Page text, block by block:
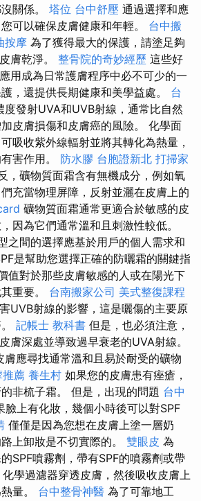
關係。 塔位 台中舒壓 通過選擇和應
可以確保皮膚健康和年輕。 台中搬
按摩 為了獲得最大的保護，請塗足夠
膚乾淨。 整骨院的奇妙經歷 這些好
用成為日常護膚程序中必不可少的一
，還提供長期健康和美學益處。 台
度發射UVA和UVB射線，通常比自然
皮膚損傷和皮膚癌的風險。 化學面
吸收紫外線輻射並將其轉化為熱量，
害作用。 防水膠 台胞證新北 打掃家
，礦物質面霜含有無機成分，例如氧
充當物理屏障，反射並灑在皮膚上的
礦物質面霜通常更適合於敏感的皮
因為它們通常溫和且刺激性較低。
之間的選擇應基於用戶的個人需求和
是幫助您選擇正確的防曬霜的關鍵指
值對於那些皮膚敏感的人或在陽光下
重要。 台南搬家公司 美式整復課程
UVB射線的影響，這是曬傷的主要原
記帳士 教科書 但是，也必須注意，
膚深處並導致過早衰老的UVA射線。
膚應尋找通常溫和且易於耐受的礦物
推薦 養生村 如果您的皮膚患有痤瘡，
非梳子霜。 但是，出現的問題 台中
臉上有化妝，幾個小時後可以對SPF
僅僅是因為您想在皮膚上塗一層奶
上卸妝是不切實際的。 雙眼皮 為
SPF噴霧劑，帶有SPF的噴霧劑或帶
學過濾器穿透皮膚，然後吸收皮膚上
量。 台中整骨神醫 為了可靠地工